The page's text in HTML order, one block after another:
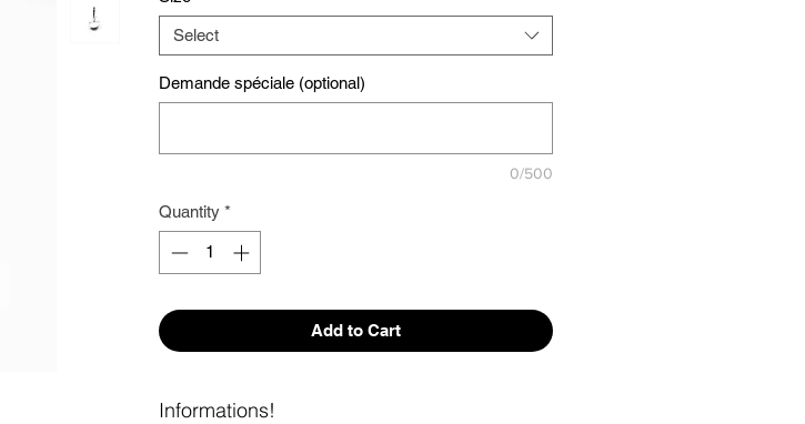
Select
Demande spéciale (optional)
0/500
Quantity *
Add to Cart
Informations!